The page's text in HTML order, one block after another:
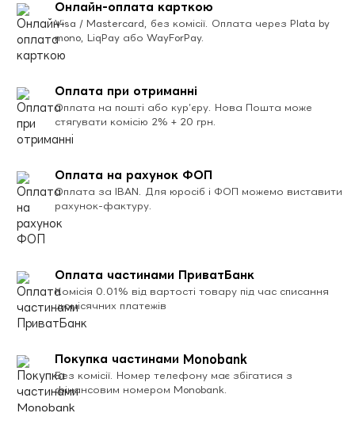
Онлайн-оплата карткою
Visa / Mastercard, без комісії. Оплата через Plata by
mono, LiqPay або WayForPay.
Оплата при отриманні
Оплата на пошті або кур’єру. Нова Пошта може
стягувати комісію 2% + 20 грн.
Оплата на рахунок ФОП
Оплата за IBAN. Для юросіб і ФОП можемо виставити
рахунок-фактуру.
Оплата частинами ПриватБанк
Комісія 0.01% від вартості товару під час списання
щомісячних платежів
Покупка частинами Monobank
Без комісії. Номер телефону має збігатися з
фінансовим номером Monobank.